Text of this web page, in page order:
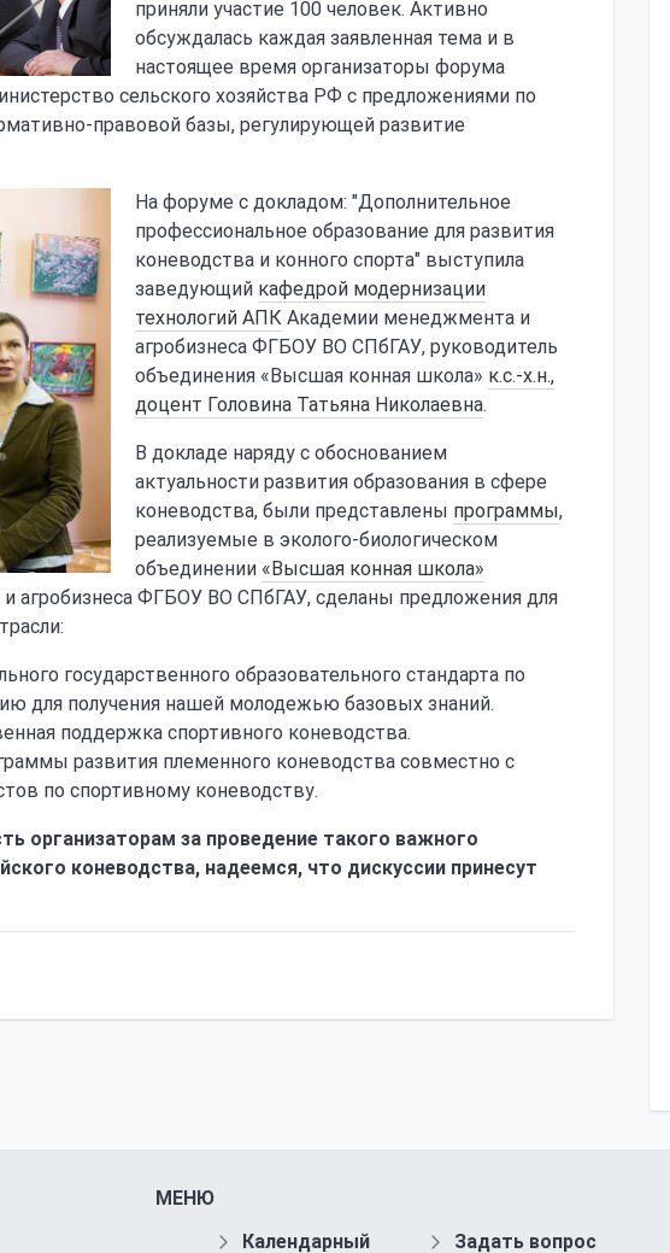
приняли участие 100 человек. Активно
обсуждалась каждая заявленная тема и в
настоящее время организаторы форума
сельского хозяйства РФ с предложениями по
правовой базы, регулирующей развитие
На форуме с докладом: "Дополнительное
профессиональное образование для развития
коневодства и конного спорта" выступила
заведующий кафедрой модернизации
технологий АПК Академии менеджмента и
агробизнеса ФГБОУ ВО СПбГАУ, руководитель
объединения «Высшая конная школа» к.с.-х.н.,
доцент Головина Татьяна Николаевна.
В докладе наряду с обоснованием
актуальности развития образования в сфере
коневодства, были представлены программы,
реализуемые в эколого-биологическом
объединении «Высшая конная школа»
агробизнеса ФГБОУ ВО СПбГАУ, сделаны предложения для
государственного образовательного стандарта по
для получения нашей молодежью базовых знаний.
поддержка спортивного коневодства.
развития племенного коневодства совместно с
по спортивному коневодству.
организаторам за проведение такого важного
коневодства, надеемся, что дискуссии принесут
МЕНЮ
Календарный
Задать вопрос